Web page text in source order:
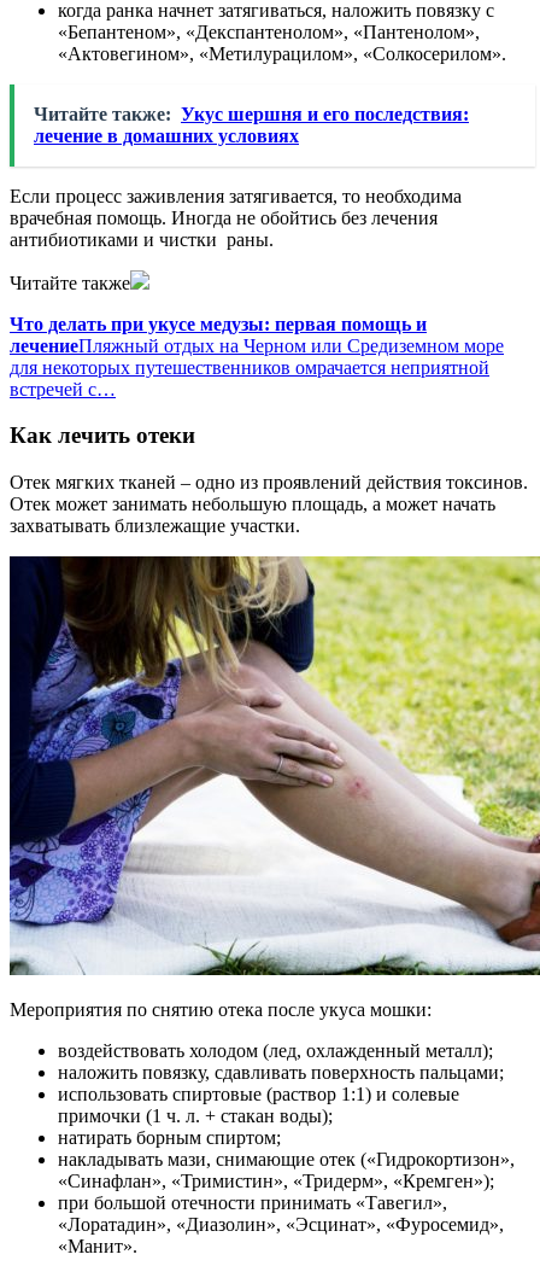
когда ранка начнет затягиваться, наложить повязку с
«Бепантеном», «Декспантенолом», «Пантенолом»,
«Актовегином», «Метилурацилом», «Солкосерилом».
Читайте также: Укус шершня и его последствия:
лечение в домашних условиях
Если процесс заживления затягивается, то необходима
врачебная помощь. Иногда не обойтись без лечения
антибиотиками и чистки раны.
Читайте также
Что делать при укусе медузы: первая помощь и
лечениеПляжный отдых на Черном или Средиземном море
для некоторых путешественников омрачается неприятной
встречей с…
Как лечить отеки
Отек мягких тканей – одно из проявлений действия токсинов.
Отек может занимать небольшую площадь, а может начать
захватывать близлежащие участки.
Мероприятия по снятию отека после укуса мошки:
воздействовать холодом (лед, охлажденный металл);
наложить повязку, сдавливать поверхность пальцами;
использовать спиртовые (раствор 1:1) и солевые
примочки (1 ч. л. + стакан воды);
натирать борным спиртом;
накладывать мази, снимающие отек («Гидрокортизон»,
«Синафлан», «Тримистин», «Тридерм», «Кремген»);
при большой отечности принимать «Тавегил»,
«Лоратадин», «Диазолин», «Эсцинат», «Фуросемид»,
«Манит».